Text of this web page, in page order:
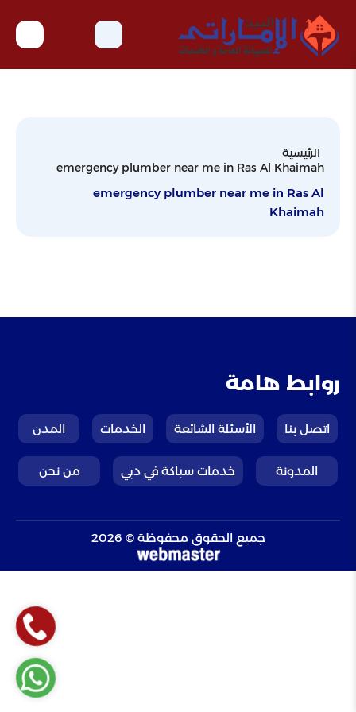
الرئيسية
emergency plumber near me in Ras Al Khaimah
emergency plumber near me in Ras Al
Khaimah
روابط هامة
اتصل بنا الأسئلة الشائعة الخدمات المدن
المدونة خدمات سباكة في دبي من نحن
جميع الحقوق محفوظة © 2026